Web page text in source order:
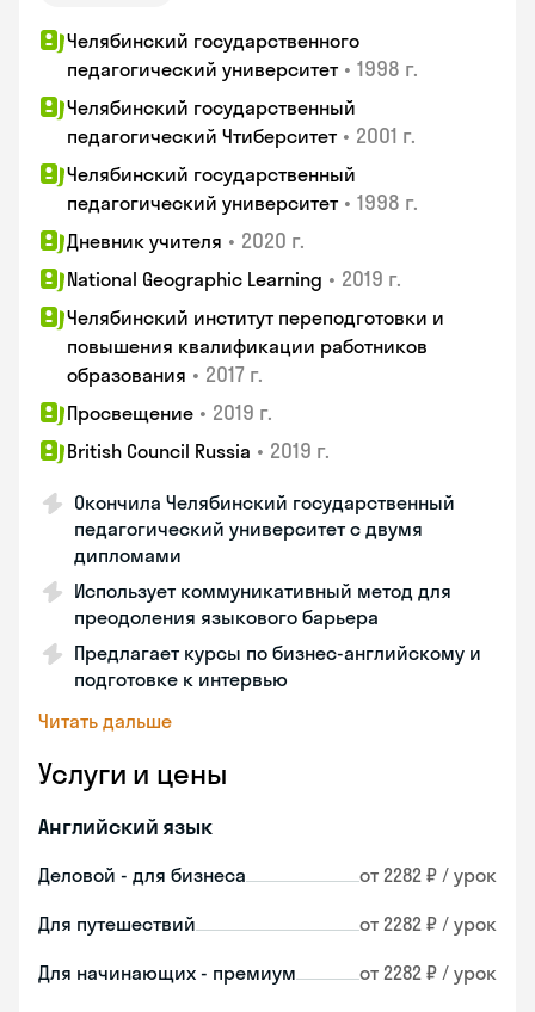
Челябинский государственного
педагогический университет • 1998 г.
Челябинский государственный
педагогический Чтиберситет • 2001 г.
Челябинский государственный
педагогический университет • 1998 г.
Дневник учителя • 2020 г.
National Geographic Learning • 2019 г.
Челябинский институт переподготовки и
повышения квалификации работников
образования • 2017 г.
Просвещение • 2019 г.
British Council Russia • 2019 г.
Окончила Челябинский государственный
педагогический университет с двумя
дипломами
Использует коммуникативный метод для
преодоления языкового барьера
Предлагает курсы по бизнес-английскому и
подготовке к интервью
Читать дальше
Услуги и цены
Английский язык
Деловой - для бизнеса от 2282 ₽ / урок
Для путешествий от 2282 ₽ / урок
Для начинающих - премиум от 2282 ₽ / урок